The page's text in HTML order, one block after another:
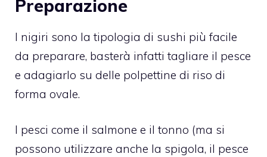
Preparazione
I nigiri sono la tipologia di sushi più facile
da preparare, basterà infatti tagliare il pesce
e adagiarlo su delle polpettine di riso di
forma ovale.
I pesci come il salmone e il tonno (ma si
possono utilizzare anche la spigola, il pesce